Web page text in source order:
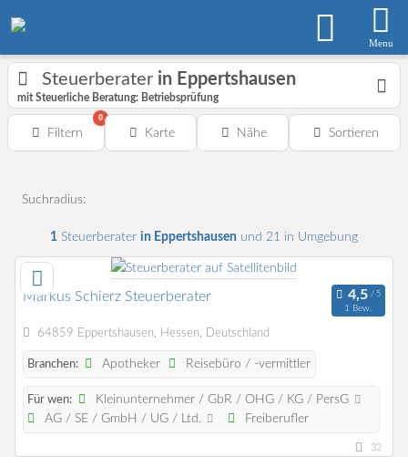
Menu
Steuerberater in Eppertshausen
mit Steuerliche Beratung: Betriebsprüfung
Filtern
0
Karte Nähe Sortieren
Suchradius:
1 Steuerberater in Eppertshausen und 21 in Umgebung
Markus Schierz Steuerberater
1 Bew.
64859 Eppertshausen, Hessen, Deutschland
Branchen: Apotheker Reisebüro / -vermittler
Für wen:
Kleinunternehmer / GbR / OHG / KG / PersG
AG / SE / GmbH / UG / Ltd.
Freiberufler
32